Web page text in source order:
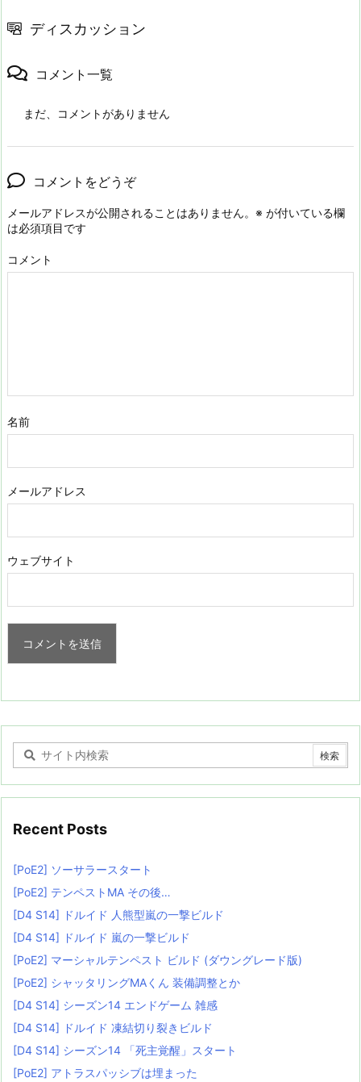
ディスカッション
コメント一覧
まだ、コメントがありません
コメントをどうぞ
メールアドレスが公開されることはありません。 ※ が付いている欄
は必須項目です
コメント
名前
メールアドレス
ウェブサイト
Recent Posts
[PoE2] ソーサラースタート
[PoE2] テンペストMA その後…
[D4 S14] ドルイド 人熊型嵐の一撃ビルド
[D4 S14] ドルイド 嵐の一撃ビルド
[PoE2] マーシャルテンペスト ビルド (ダウングレード版)
[PoE2] シャッタリングMAくん 装備調整とか
[D4 S14] シーズン14 エンドゲーム 雑感
[D4 S14] ドルイド 凍結切り裂きビルド
[D4 S14] シーズン14 「死主覚醒」スタート
[PoE2] アトラスパッシブは埋まった